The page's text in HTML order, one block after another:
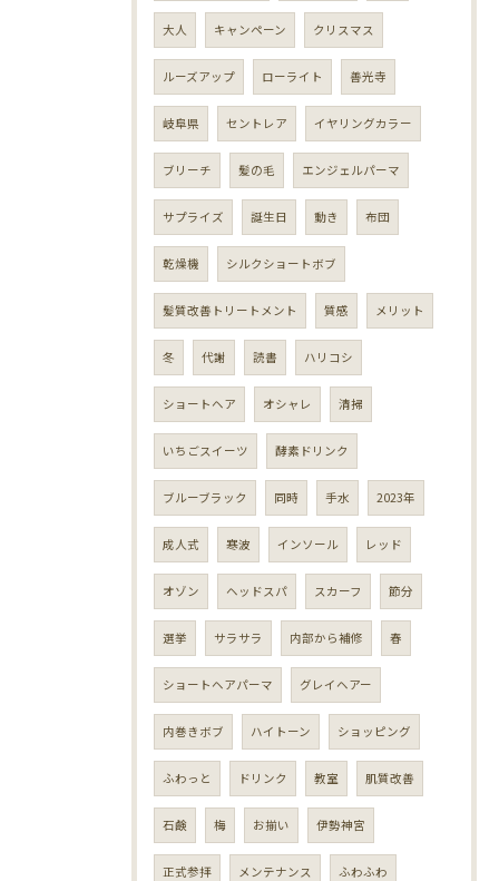
大人 キャンペーン クリスマス
ルーズアップ ローライト 善光寺
岐阜県 セントレア イヤリングカラー
ブリーチ 髪の毛 エンジェルパーマ
サプライズ 誕生日 動き 布団
乾燥機 シルクショートボブ
髪質改善トリートメント 質感 メリット
冬 代謝 読書 ハリコシ
ショートヘア オシャレ 清掃
いちごスイーツ 酵素ドリンク
ブルーブラック 同時 手水 2023年
成人式 寒波 インソール レッド
オゾン ヘッドスパ スカーフ 節分
選挙 サラサラ 内部から補修 春
ショートヘアパーマ グレイヘアー
内巻きボブ ハイトーン ショッピング
ふわっと ドリンク 教室 肌質改善
石鹸 梅 お揃い 伊勢神宮
正式参拝 メンテナンス ふわふわ